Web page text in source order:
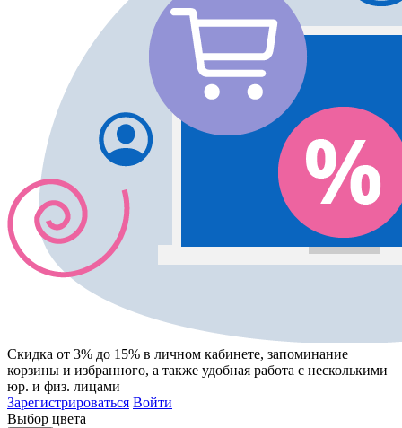
Скидка от 3% до 15% в личном кабинете, запоминание
корзины и избранного, а также удобная работа с несколькими
юр. и физ. лицами
Зарегистрироваться Войти
Выбор цвета